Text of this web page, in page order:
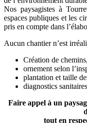
Nos paysagistes à
espaces publiques et les
pris en compte dans
Aucun chantier n’est
Création de
ornement selon
plantation et taille
diagnostics
Faire appel à un
tout en